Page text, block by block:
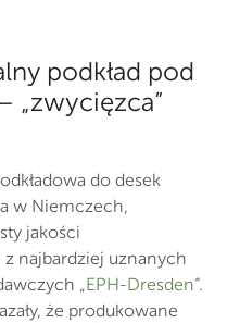
podkład pod
„zwycięzca”
do desek
w Niemczech,
jakości
najbardziej uznanych
„EPH-Dresden“.
że produkowane